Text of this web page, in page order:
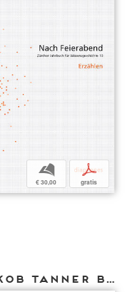
b
€ 30,00
p
gratis
Weitere Texte von Jakob Tanner bei DIAPHANES